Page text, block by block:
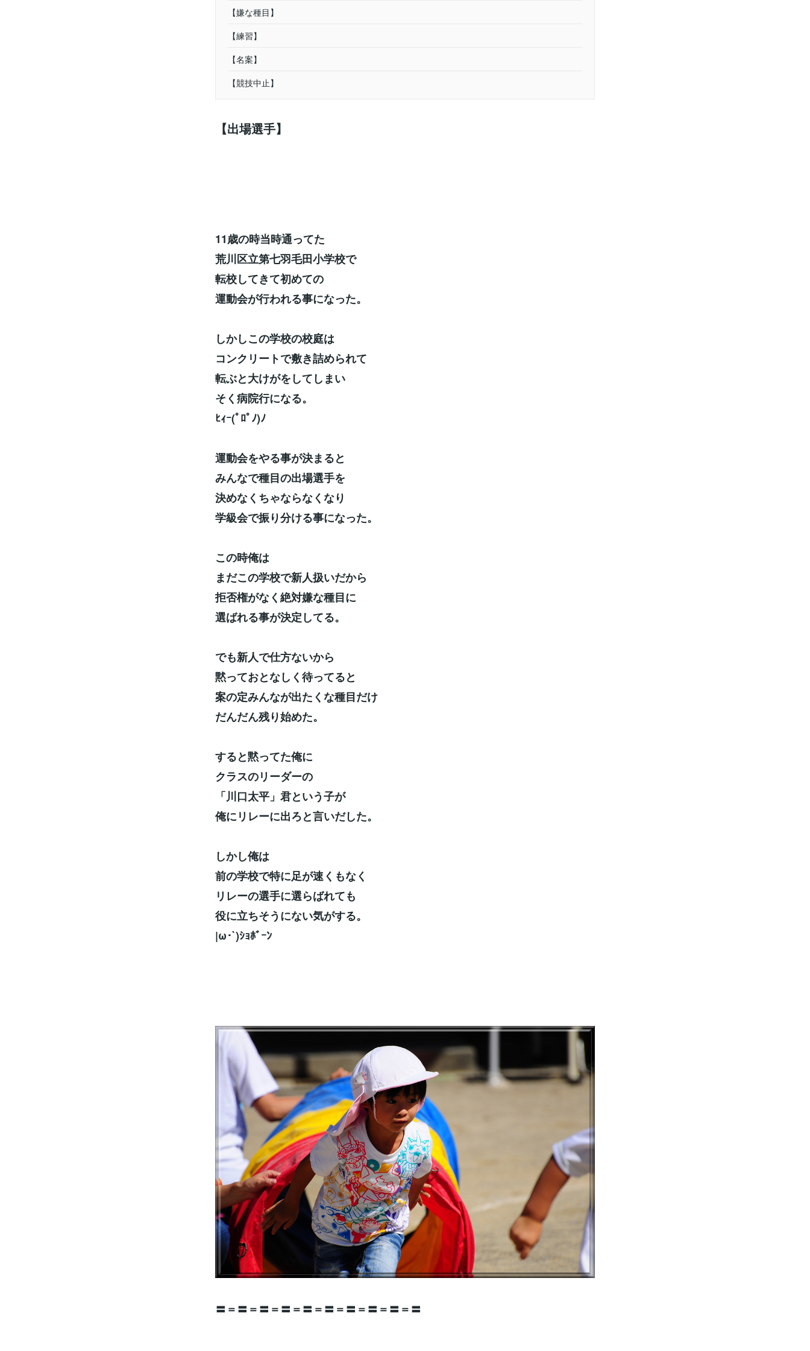
【嫌な種目】
【練習】
【名案】
【競技中止】
【出場選手】
11歳の時当時通ってた
荒川区立第七羽毛田小学校で
転校してきて初めての
運動会が行われる事になった。
しかしこの学校の校庭は
コンクリートで敷き詰められて
転ぶと大けがをしてしまい
そく病院行になる。
ﾋｨｰ(ﾟﾛﾟﾉ)ﾉ
運動会をやる事が決まると
みんなで種目の出場選手を
決めなくちゃならなくなり
学級会で振り分ける事になった。
この時俺は
まだこの学校で新人扱いだから
拒否権がなく絶対嫌な種目に
選ばれる事が決定してる。
でも新人で仕方ないから
黙っておとなしく待ってると
案の定みんなが出たくな種目だけ
だんだん残り始めた。
すると黙ってた俺に
クラスのリーダーの
「川口太平」君という子が
俺にリレーに出ろと言いだした。
しかし俺は
前の学校で特に足が速くもなく
リレーの選手に選らばれても
役に立ちそうにない気がする。
|ω･`)ｼｮﾎﾞｰﾝ
〓＝〓＝〓＝〓＝〓＝〓＝〓＝〓＝〓＝〓